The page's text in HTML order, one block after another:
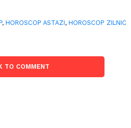
,HOROSCOP ASTAZI,HOROSCOP ZILNIC
TO COMMENT